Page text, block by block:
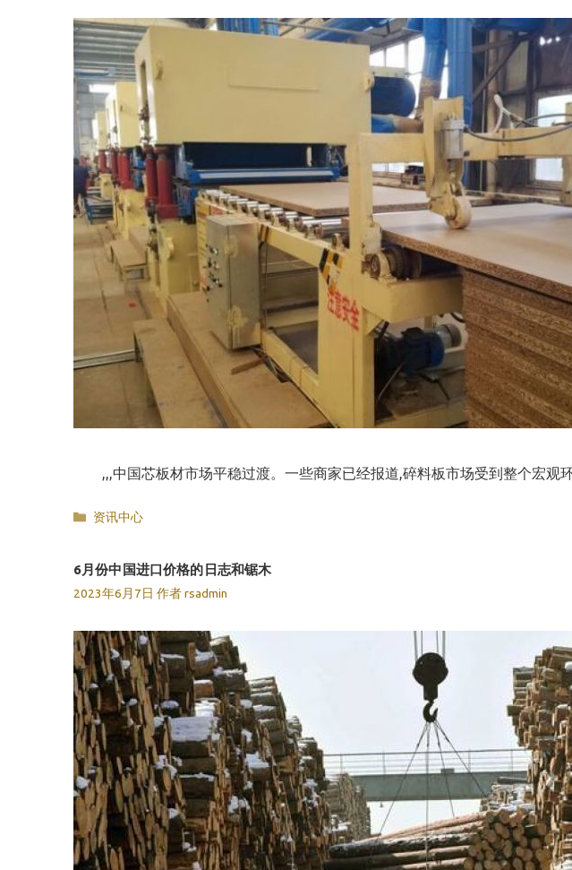
,,,中国芯板材市场平稳过渡。一些商家已经报道,碎料板市场受到整个宏观
分
资讯中心
6月份中国进口价格的日志和锯木
2023年6月7日 作者rsadmin